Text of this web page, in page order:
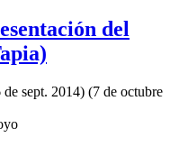
del
sept. 2014) (7 de octubre